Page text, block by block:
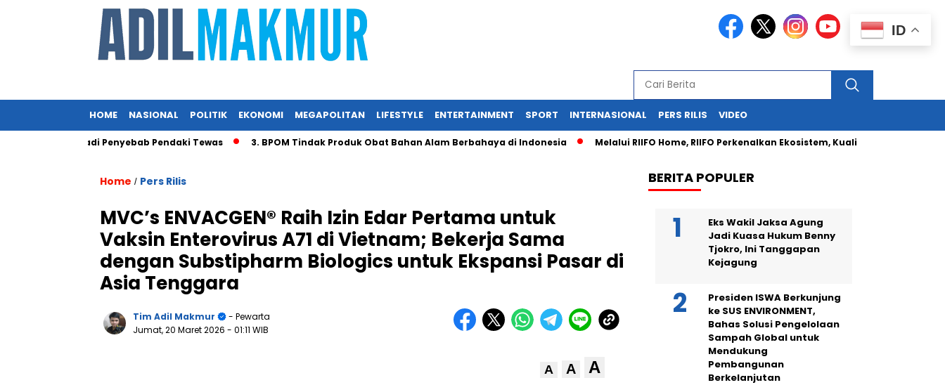
HOME NASIONAL POLITIK EKONOMI MEGAPOLITAN LIFESTYLE ENTERTAINMENT SPORT INTERNASIONAL PERS RILIS VIDEO
Diduga Jadi Penyebab Pendaki Tewas 3. BPOM Tindak Produk Obat Bahan Alam Berbahaya di Indonesia Melalui RIIFO Home, RIIFO Perkenalkan Ekosistem, Kualitas, dan Inovasi
Home / Pers Rilis
MVC’s ENVACGEN® Raih Izin Edar Pertama untuk
Vaksin Enterovirus A71 di Vietnam; Bekerja Sama
dengan Substipharm Biologics untuk Ekspansi Pasar di
Asia Tenggara
Tim Adil Makmur
- Pewarta
Jumat, 20 Maret 2026 - 01:11 WIB
A A A
BERITA POPULER
Eks Wakil Jaksa Agung
Jadi Kuasa Hukum Benny
Tjokro, Ini Tanggapan
Kejagung
Presiden ISWA Berkunjung
ke SUS ENVIRONMENT,
Bahas Solusi Pengelolaan
Sampah Global untuk
Mendukung
Pembangunan
Berkelanjutan
ID